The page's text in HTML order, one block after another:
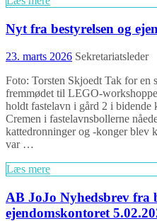
Nyt fra bestyrelsen og
23. marts 2026 Sekretariatsleder
Foto: Torsten Skjoedt Tak for en
fremmødet til LEGO-
holdt fastelavn i gård 2 i bidende
Cremen i fastelavnsbollerne
kattedronninger og -konger blev
var …
Læs mere
AB JoJo Nyhedsbrev fra
ejendomskontoret